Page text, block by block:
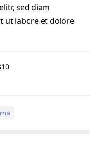
sed diam
ut labore et dolore